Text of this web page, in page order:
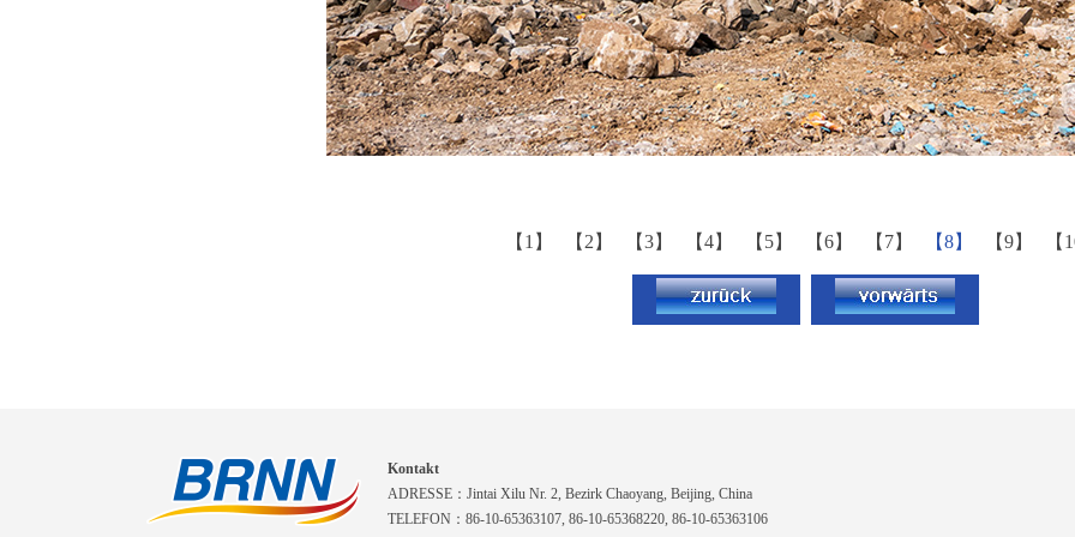
【1】 【2】 【3】 【4】 【5】 【6】 【7】 【8】 【9】
Kontakt
ADRESSE：Jintai Xilu Nr. 2, Bezirk Chaoyang, Beijing, China
TELEFON：86-10-65363107, 86-10-65368220, 86-10-65363106